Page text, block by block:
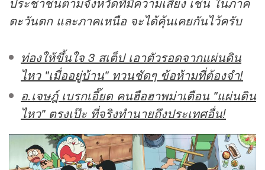
ตะวันตก และภาคเหนือ จะได้คุ้นเคยกันไว้ครับ
ท่องให้ขึ้นใจ 3 สเต็ป เอาตัวรอดจากแผ่นดิน
ไหว "เมื่ออยู่บ้าน" ทวนชัดๆ ข้อห้ามที่ต้องจำ!
อ.เจษฎ์ เบรกเอี๊ยด คนฮือฮาพม่าเตือน "แผ่นดิน
ไหว" ตรงเป๊ะ ที่จริงทำนายถึงประเทศอื่น!